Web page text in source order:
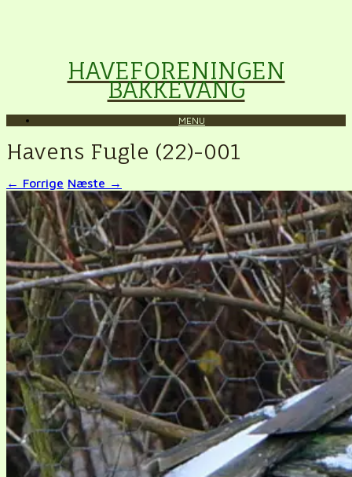
HAVEFORENINGEN
BAKKEVANG
MENU
Havens Fugle (22)-001
← Forrige Næste →